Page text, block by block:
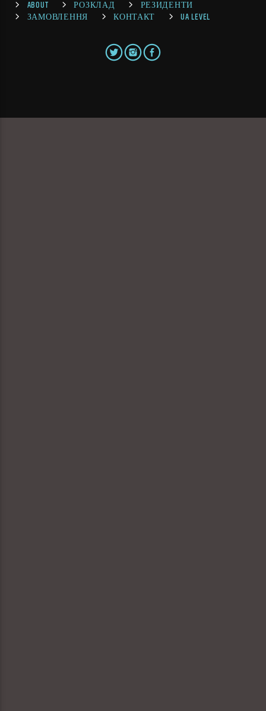
ABOUT РОЗКЛАД
РЕЗИДЕНТИ
ЗАМОВЛЕННЯ
КОНТАКТ UA LEVEL